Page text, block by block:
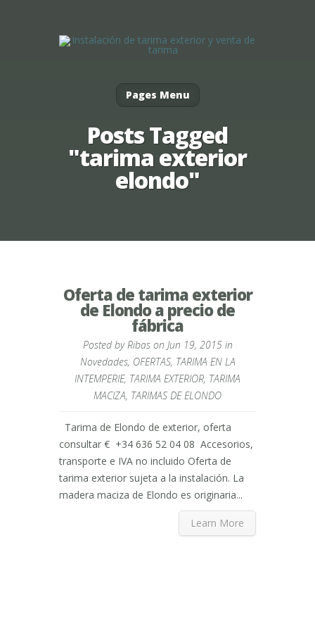
Pages Menu
Posts Tagged
"tarima exterior
elondo"
Oferta de tarima exterior
de Elondo a precio de
fábrica
Posted byRibason Jun 19, 2015 in
Novedades, OFERTAS, TARIMA EN LA
INTEMPERIE, TARIMA EXTERIOR, TARIMA
MACIZA, TARIMAS DE ELONDO
Tarima de Elondo de exterior, oferta
consultar € +34 636 52 04 08 Accesorios,
transporte e IVA no incluido Oferta de
tarima exterior sujeta a la instalación. La
madera maciza de Elondo es originaria...
Learn More